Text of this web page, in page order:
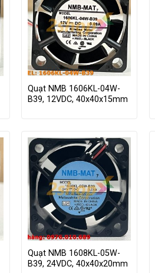
Quạt NMB 1606KL-04W-
B39, 12VDC, 40x40x15mm
Quạt NMB 1608KL-05W-
B39, 24VDC, 40x40x20mm